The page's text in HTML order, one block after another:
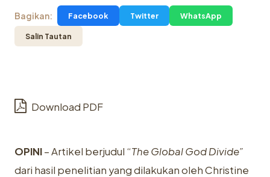
Bagikan: Facebook Twitter WhatsApp
Salin Tautan
Download PDF
OPINI– Artikel berjudul “The Global God Divide”
dari hasil penelitian yang dilakukan olehChristine